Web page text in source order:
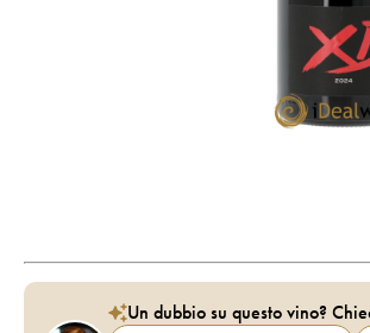
Un dubbio su questo vino?